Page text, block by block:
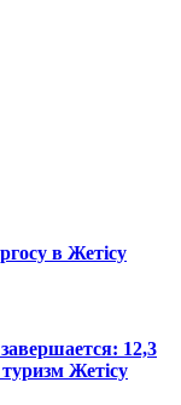
в Жетісу
12,3
Жетісу